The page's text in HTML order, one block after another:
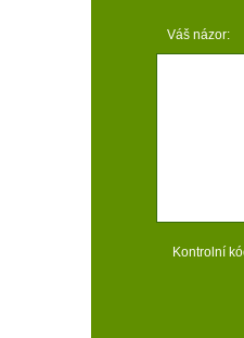
Váš názor:
Kontrolní